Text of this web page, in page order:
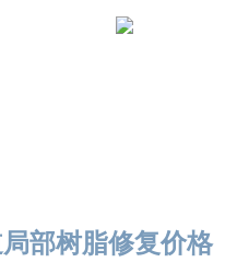
部树脂修复价格